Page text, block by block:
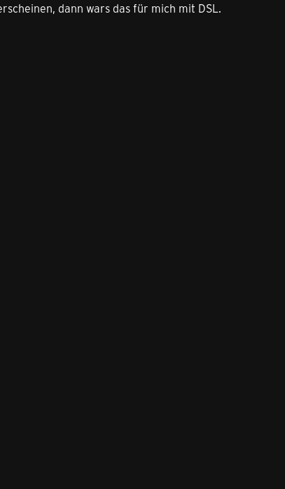
dann wars das für mich mit DSL.